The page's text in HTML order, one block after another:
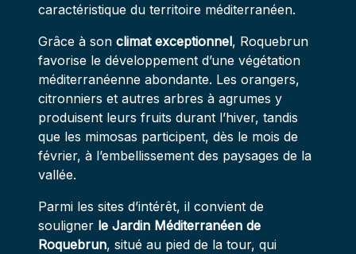
caractéristique du territoire méditerranéen.
Grâce à son climat exceptionnel, Roquebrun
favorise le développement d’une végétation
méditerranéenne abondante. Les orangers,
citronniers et autres arbres à agrumes y
produisent leurs fruits durant l’hiver, tandis
que les mimosas participent, dès le mois de
février, à l’embellissement des paysages de la
vallée.
Parmi les sites d’intérêt, il convient de
souligner le Jardin Méditerranéen de
Roquebrun, situé au pied de la tour, qui